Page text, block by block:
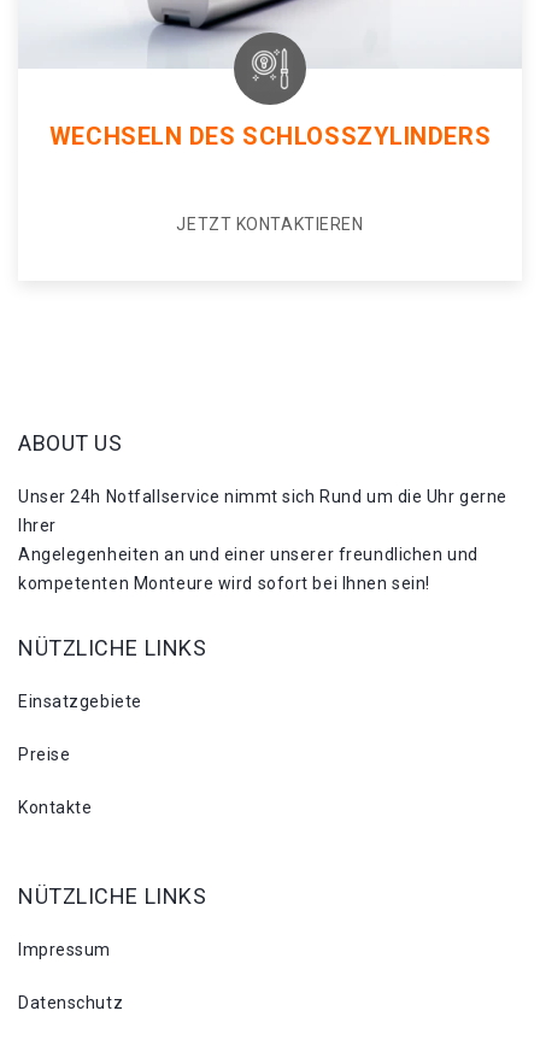
WECHSELN DES SCHLOSSZYLINDERS
JETZT KONTAKTIEREN
ABOUT US
Unser 24h Notfallservice nimmt sich Rund um die Uhr gerne
Ihrer
Angelegenheiten an und einer unserer freundlichen und
kompetenten Monteure wird sofort bei Ihnen sein!
NÜTZLICHE LINKS
Einsatzgebiete
Preise
Kontakte
NÜTZLICHE LINKS
Impressum
Datenschutz